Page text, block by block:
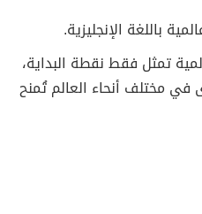
باللغة الإنجليزية.
تمثل فقط نقطة البداية،
في مختلف أنحاء العالم تُمنح